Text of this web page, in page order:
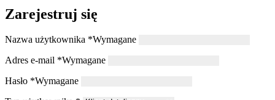
Zarejestruj się
Nazwa użytkownika *Wymagane
Adres e-mail *Wymagane
Hasło *Wymagane